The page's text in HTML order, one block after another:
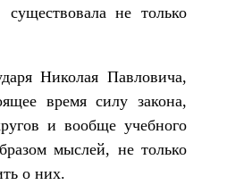
не только
Николая Павловича,
время силу закона,
и вообще учебного
мыслей, не только
о них.